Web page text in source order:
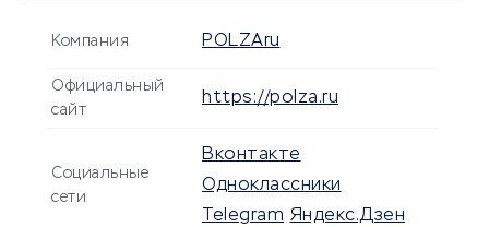
Компания POLZAru
Официальный
сайт
https://polza.ru
Социальные
сети
Вконтакте
Одноклассники
Telegram Яндекс.Дзен